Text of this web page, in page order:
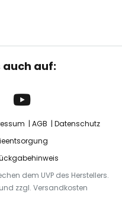
auch auf:
AGB
Datenschutz
dem UVP des Herstellers.
und zzgl. Versandkosten